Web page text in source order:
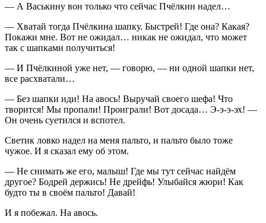
— А Васькину вон только что сейчас Пчёлкин надел…
— Хватай тогда Пчёлкина шапку. Быстрей! Где она? Какая?
Покажи мне. Вот не ожидал… никак не ожидал, что может
так с шапками получиться!
— И Пчёлкиной уже нет, — говорю, — ни одной шапки нет,
все расхватали…
— Без шапки иди! На авось! Выручай своего шефа! Что
творится! Мы пропали! Проиграли! Вот досада… Э-э-э-эх! —
Он очень суетился и вспотел.
Светик ловко надел на меня пальто, и пальто было тоже
чужое. И я сказал ему об этом.
— Не снимать же его, малыш! Где мы тут сейчас найдём
другое? Бодрей держись! Не дрейфь! Улыбайся жюри! Как
будто ты в своём пальто! Давай!
И я побежал. На авось.